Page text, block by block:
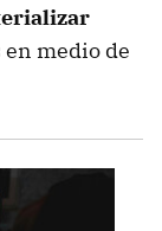
medio de